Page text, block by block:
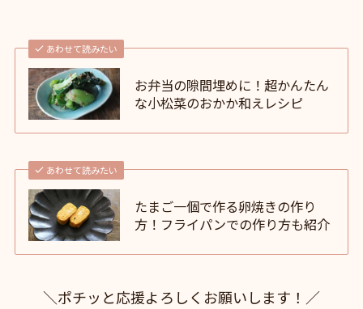
あわせて読みたい
お弁当の隙間埋めに！超かんたん
な小松菜のおかか和えレシピ
あわせて読みたい
たまご一個で作る卵焼きの作り
方！フライパンでの作り方も紹介
＼ポチッと応援よろしくお願いします！／